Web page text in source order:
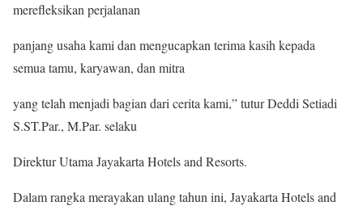
merefleksikan perjalanan
panjang usaha kami dan mengucapkan terima kasih kepada
semua tamu, karyawan, dan mitra
yang telah menjadi bagian dari cerita kami,” tutur Deddi Setiadi
S.ST.Par., M.Par. selaku
Direktur Utama Jayakarta Hotels and Resorts.
Dalam rangka merayakan ulang tahun ini, Jayakarta Hotels and